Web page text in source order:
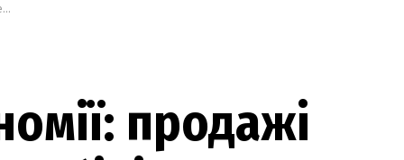
продажі